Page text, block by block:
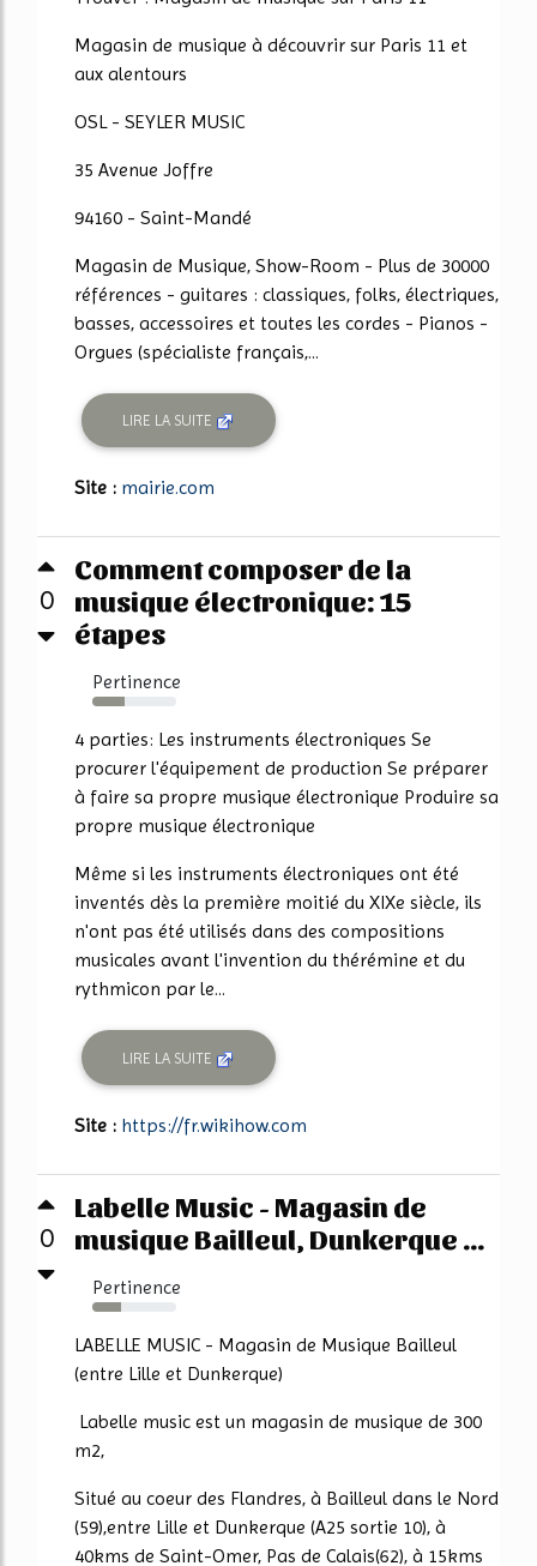
Magasin de musique à découvrir sur Paris 11 et
aux alentours
OSL - SEYLER MUSIC
35 Avenue Joffre
94160 - Saint-Mandé
Magasin de Musique, Show-Room - Plus de 30000
références - guitares : classiques, folks, électriques,
basses, accessoires et toutes les cordes - Pianos -
Orgues (spécialiste français,...
LIRE LA SUITE
Site : mairie.com
0
Comment composer de la
musique électronique: 15
étapes
Pertinence
38%
4 parties: Les instruments électroniques Se
procurer l'équipement de production Se préparer
à faire sa propre musique électronique Produire sa
propre musique électronique
Même si les instruments électroniques ont été
inventés dès la première moitié du XIXe siècle, ils
n'ont pas été utilisés dans des compositions
musicales avant l'invention du thérémine et du
rythmicon par le...
LIRE LA SUITE
Site : https://fr.wikihow.com
0
Labelle Music - Magasin de
musique Bailleul, Dunkerque ...
Pertinence
34%
LABELLE MUSIC - Magasin de Musique Bailleul
(entre Lille et Dunkerque)
Labelle music est un magasin de musique de 300
m2,
Situé au coeur des Flandres, à Bailleul dans le Nord
(59),entre Lille et Dunkerque (A25 sortie 10), à
40kms de Saint-Omer, Pas de Calais(62), à 15kms